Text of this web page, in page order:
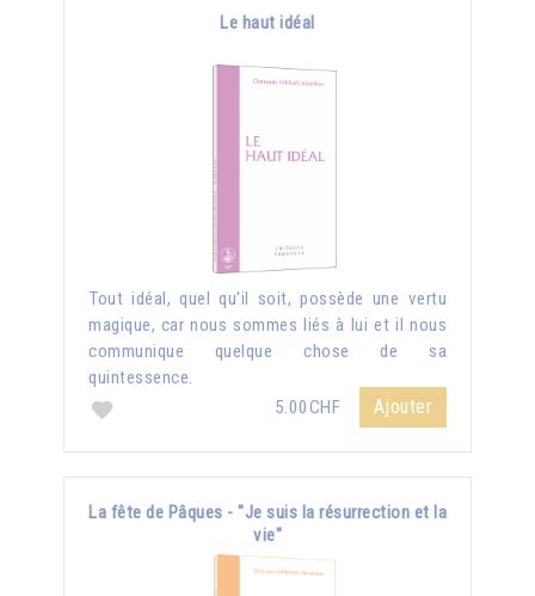
Le haut idéal
Tout idéal, quel qu'il soit, possède une vertu
magique, car nous sommes liés à lui et il nous
communique quelque chose de sa
quintessence.
5.00CHF
Ajouter
La fête de Pâques - "Je suis la résurrection et la
vie"